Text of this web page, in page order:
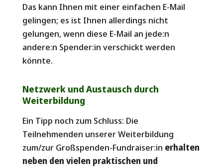
Das kann Ihnen mit einer einfachen E-Mail
gelingen; es ist Ihnen allerdings nicht
gelungen, wenn diese E-Mail an jede:n
andere:n Spender:in verschickt werden
könnte.
Netzwerk und Austausch durch
Weiterbildung
Ein Tipp noch zum Schluss: Die
Teilnehmenden unserer Weiterbildung
zum/zur Großspenden-Fundraiser:in erhalten
neben den vielen praktischen und